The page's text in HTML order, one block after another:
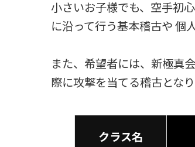
小さいお子様でも、空手初
に沿って行う基本稽古や 個
また、希望者には、新極真
際に攻撃を当てる稽古とな
クラス名